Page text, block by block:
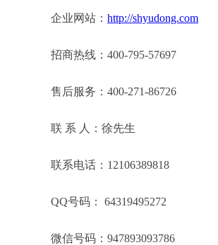
企业网站： http://shyudong.com
招商热线：400-795-57697
售后服务：400-271-86726
联 系 人：徐先生
联系电话：12106389818
QQ号码： 64319495272
微信号码：947893093786